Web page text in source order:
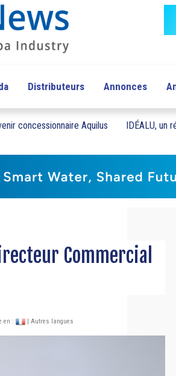
Distributeurs Annonces
concessionnaire Aquilus IDÉALU, un
Commercial
en : | Autres langues